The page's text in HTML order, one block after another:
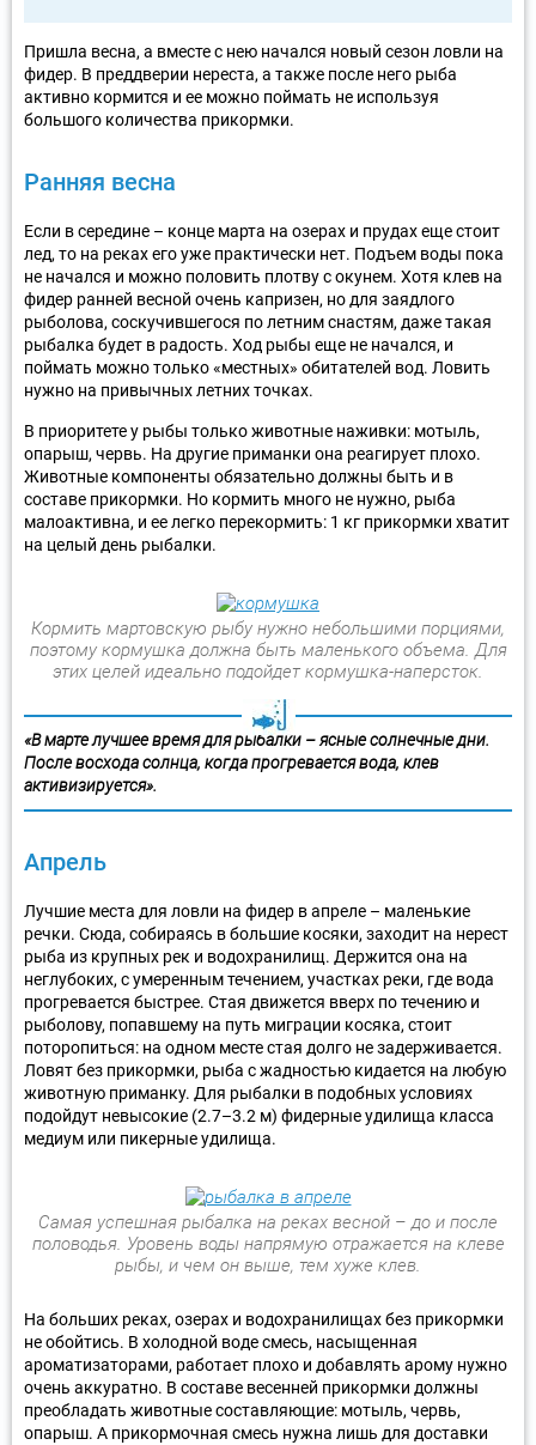
Пришла весна, а вместе с нею начался новый сезон ловли на
фидер. В преддверии нереста, а также после него рыба
активно кормится и ее можно поймать не используя
большого количества прикормки.
Ранняя весна
Если в середине – конце марта на озерах и прудах еще стоит
лед, то на реках его уже практически нет. Подъем воды пока
не начался и можно половить плотву с окунем. Хотя клев на
фидер ранней весной очень капризен, но для заядлого
рыболова, соскучившегося по летним снастям, даже такая
рыбалка будет в радость. Ход рыбы еще не начался, и
поймать можно только «местных» обитателей вод. Ловить
нужно на привычных летних точках.
В приоритете у рыбы только животные наживки: мотыль,
опарыш, червь. На другие приманки она реагирует плохо.
Животные компоненты обязательно должны быть и в
составе прикормки. Но кормить много не нужно, рыба
малоактивна, и ее легко перекормить: 1 кг прикормки хватит
на целый день рыбалки.
Кормить мартовскую рыбу нужно небольшими порциями,
поэтому кормушка должна быть маленького объема. Для
этих целей идеально подойдет кормушка-наперсток.
«В марте лучшее время для рыбалки – ясные солнечные дни.
После восхода солнца, когда прогревается вода, клев
активизируется».
Апрель
Лучшие места для ловли на фидер в апреле – маленькие
речки. Сюда, собираясь в большие косяки, заходит на нерест
рыба из крупных рек и водохранилищ. Держится она на
неглубоких, с умеренным течением, участках реки, где вода
прогревается быстрее. Стая движется вверх по течению и
рыболову, попавшему на путь миграции косяка, стоит
поторопиться: на одном месте стая долго не задерживается.
Ловят без прикормки, рыба с жадностью кидается на любую
животную приманку. Для рыбалки в подобных условиях
подойдут невысокие (2.7–3.2 м) фидерные удилища класса
медиум или пикерные удилища.
Самая успешная рыбалка на реках весной – до и после
половодья. Уровень воды напрямую отражается на клеве
рыбы, и чем он выше, тем хуже клев.
На больших реках, озерах и водохранилищах без прикормки
не обойтись. В холодной воде смесь, насыщенная
ароматизаторами, работает плохо и добавлять арому нужно
очень аккуратно. В составе весенней прикормки должны
преобладать животные составляющие: мотыль, червь,
опарыш. А прикормочная смесь нужна лишь для доставки